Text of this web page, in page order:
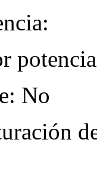
No